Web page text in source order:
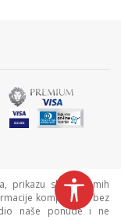
prikazu slika i samih
kompletne i bez
naše ponude i ne